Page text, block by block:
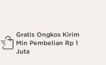
Gratis Ongkos Kirim
Min Pembelian Rp 1
Juta